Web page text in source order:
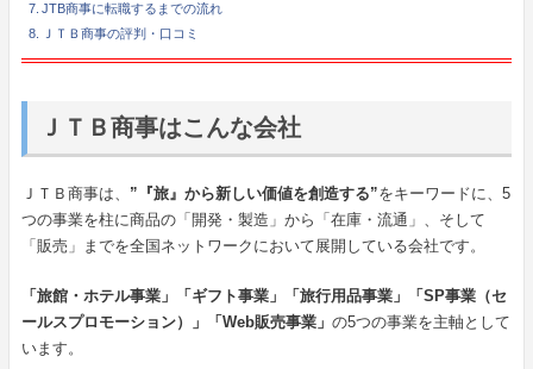
JTB商事に転職するまでの流れ
ＪＴＢ商事の評判・口コミ
ＪＴＢ商事はこんな会社
ＪＴＢ商事は、 ”『旅』から新しい価値を創造する”をキーワードに、5
つの事業を柱に商品の「開発・製造」から「在庫・流通」、そして
「販売」までを全国ネットワークにおいて展開している会社です。
「旅館・ホテル事業」「ギフト事業」「旅行用品事業」「SP事業（セ
ールスプロモーション）」「Web販売事業」 の5つの事業を主軸として
います。